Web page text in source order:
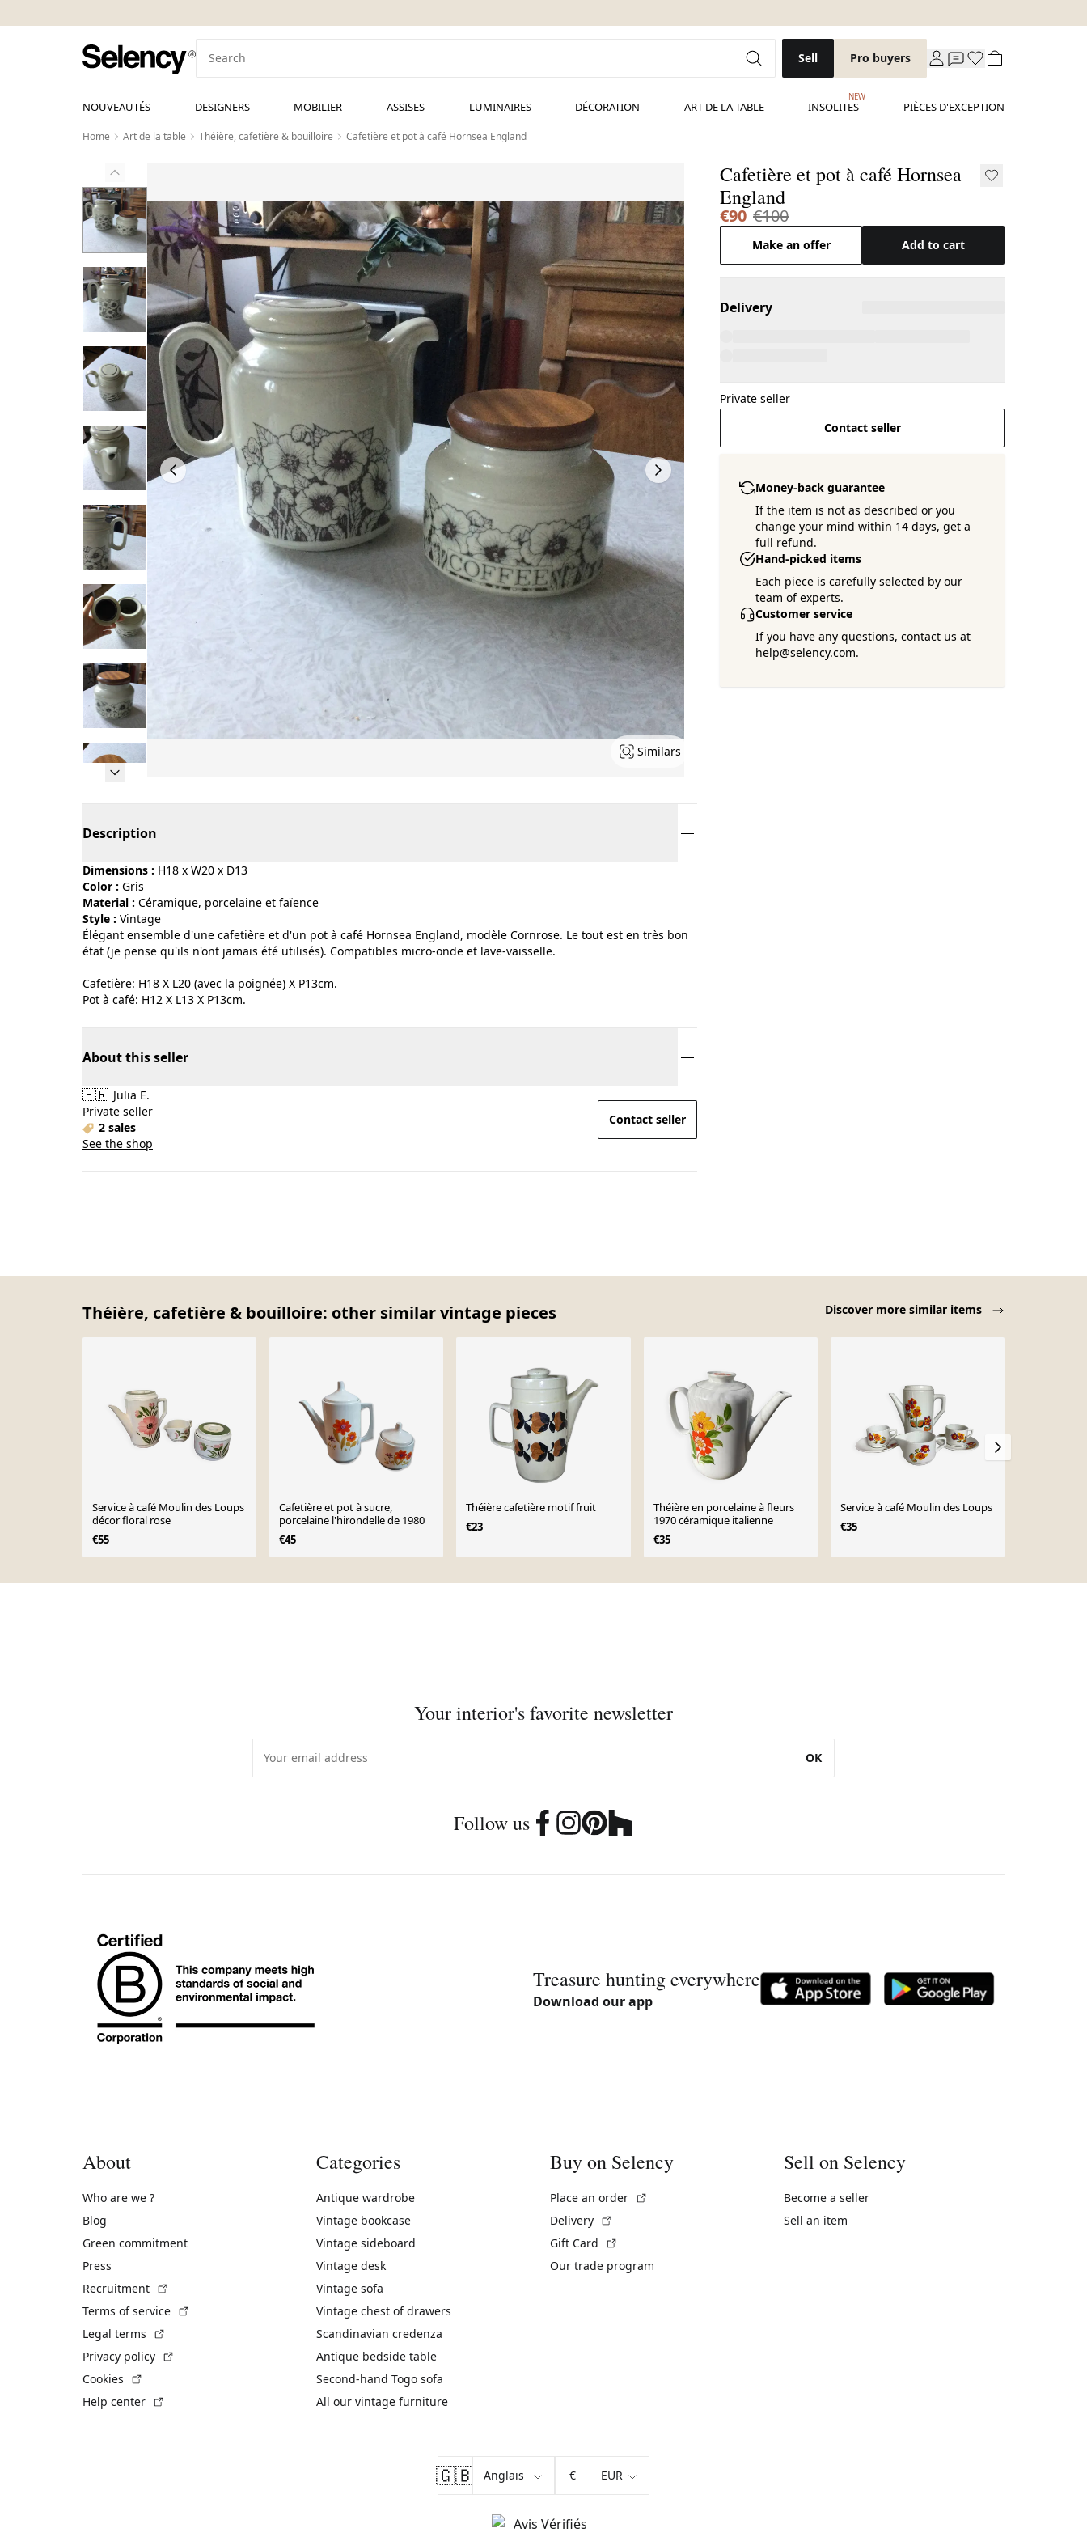
Sell Pro buyers
NOUVEAUTÉS DESIGNERS MOBILIER ASSISES LUMINAIRES DÉCORATION ART DE LA TABLE INSOLITES
NEW
PIÈCES D'EXCEPTION
Home Art de la table Théière, cafetière & bouilloire Cafetière et pot à café Hornsea England
Similars
Cafetière et pot à café Hornsea
England
€90 €100
Make an offer Add to cart
Delivery
Private seller
Contact seller
Money-back guarantee
If the item is not as described or you
change your mind within 14 days, get a
full refund.
Hand-picked items
Each piece is carefully selected by our
team of experts.
Customer service
If you have any questions, contact us at
help@selency.com.
Description
Dimensions : H18 x W20 x D13
Color :
gris
Material :
céramique, porcelaine et faïence
Style :
vintage
Élégant ensemble d'une cafetière et d'un pot à café Hornsea England, modèle Cornrose. Le tout est en très bon
état (je pense qu'ils n'ont jamais été utilisés). Compatibles micro-onde et lave-vaisselle.
Cafetière: H18 X L20 (avec la poignée) X P13cm.
Pot à café: H12 X L13 X P13cm.
About this seller
🇫🇷 Julia E.
Private seller
2 sales
See the shop
Contact seller
Théière, cafetière & bouilloire: other similar vintage pieces Discover more similar items
Service à café Moulin des Loups
décor floral rose
€55
Cafetière et pot à sucre,
porcelaine l'hirondelle de 1980
€45
Théière cafetière motif fruit
€23
Théière en porcelaine à fleurs
1970 céramique italienne
€35
Service à café Moulin des Loups
€35
Your interior's favorite newsletter
OK
Follow us
Treasure hunting everywhere
Download our app
About
Who are we ?
Blog
Green commitment
Press
Recruitment
Terms of service
Legal terms
Privacy policy
Cookies
Help center
Categories
Antique wardrobe
Vintage bookcase
Vintage sideboard
Vintage desk
Vintage sofa
Vintage chest of drawers
Scandinavian credenza
Antique bedside table
Second-hand Togo sofa
All our vintage furniture
Buy on Selency
Place an order
Delivery
Gift Card
Our trade program
Sell on Selency
Become a seller
Sell an item
🇬🇧 €